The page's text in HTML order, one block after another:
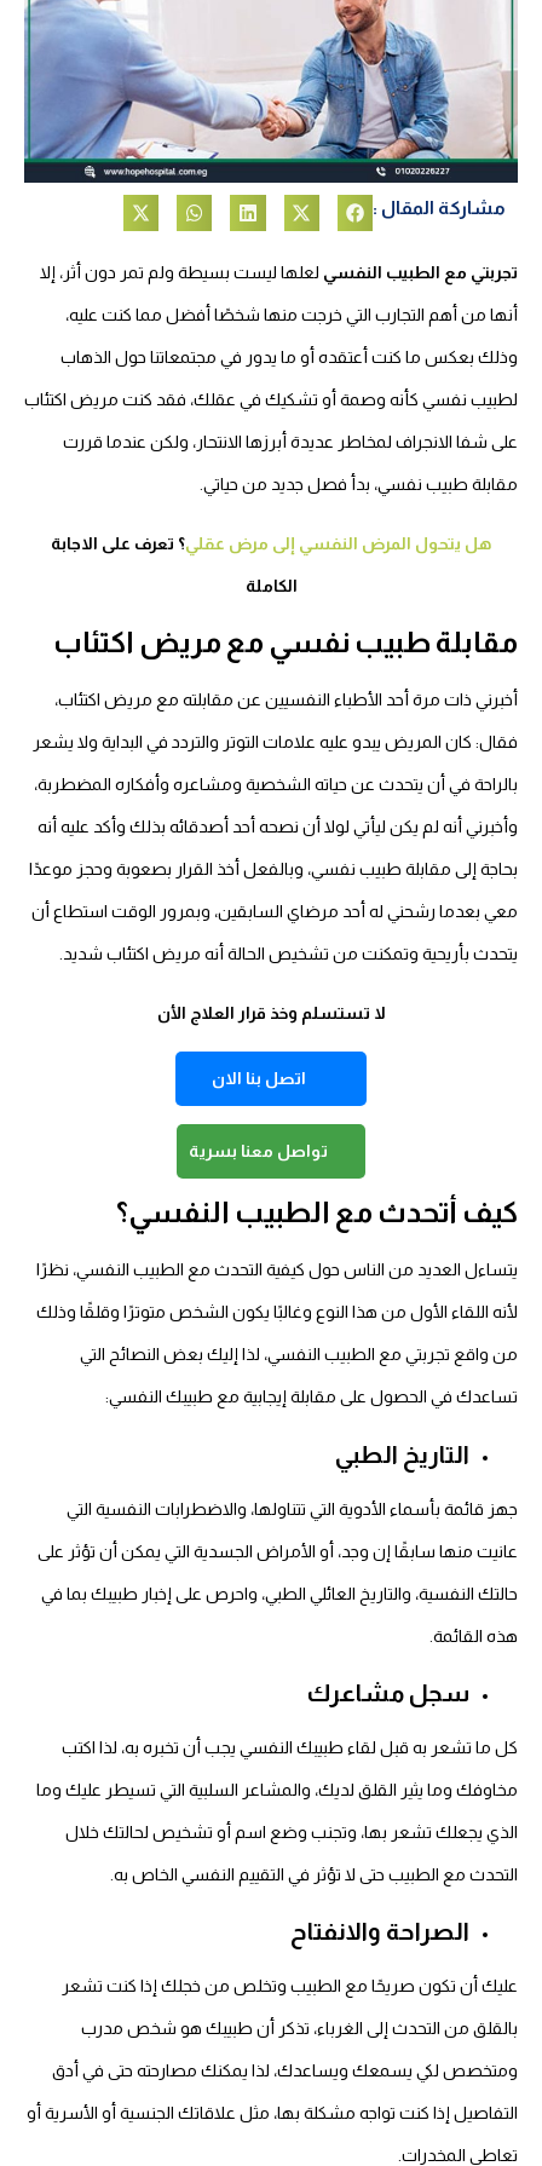
مشاركة المقال :
تجربتي مع الطبيب النفسي لعلها ليست بسيطة ولم تمر دون أثر، إلا
أنها من أهم التجارب التي خرجت منها شخصًا أفضل مما كنت عليه،
وذلك بعكس ما كنت أعتقده أو ما يدور في مجتمعاتنا حول الذهاب
لطبيب نفسي كأنه وصمة أو تشكيك في عقلك، فقد كنت مريض اكتئاب
على شفا الانجراف لمخاطر عديدة أبرزها الانتحار، ولكن عندما قررت
مقابلة طبيب نفسي، بدأ فصل جديد من حياتي.
هل يتحول المرض النفسي إلى مرض عقلي؟ تعرف على الاجابة
الكاملة
مقابلة طبيب نفسي مع مريض اكتئاب
أخبرني ذات مرة أحد الأطباء النفسيين عن مقابلته مع مريض اكتئاب،
فقال: كان المريض يبدو عليه علامات التوتر والتردد في البداية ولا يشعر
بالراحة في أن يتحدث عن حياته الشخصية ومشاعره وأفكاره المضطربة،
وأخبرني أنه لم يكن ليأتي لولا أن نصحه أحد أصدقائه بذلك وأكد عليه أنه
بحاجة إلى مقابلة طبيب نفسي، وبالفعل أخذ القرار بصعوبة وحجز موعدًا
معي بعدما رشحني له أحد مرضاي السابقين، وبمرور الوقت استطاع أن
يتحدث بأريحية وتمكنت من تشخيص الحالة أنه مريض اكتئاب شديد.
لا تستسلم وخذ قرار العلاج الأن
اتصل بنا الان
تواصل معنا بسرية
كيف أتحدث مع الطبيب النفسي؟
يتساءل العديد من الناس حول كيفية التحدث مع الطبيب النفسي، نظرًا
لأنه اللقاء الأول من هذا النوع وغالبًا يكون الشخص متوترًا وقلقًا وذلك
من واقع تجربتي مع الطبيب النفسي، لذا إليك بعض النصائح التي
تساعدك في الحصول على مقابلة إيجابية مع طبيبك النفسي:
التاريخ الطبي
جهز قائمة بأسماء الأدوية التي تتناولها، والاضطرابات النفسية التي
عانيت منها سابقًا إن وجد، أو الأمراض الجسدية التي يمكن أن تؤثر على
حالتك النفسية، والتاريخ العائلي الطبي، واحرص على إخبار طبيبك بما في
هذه القائمة.
سجل مشاعرك
كل ما تشعر به قبل لقاء طبيبك النفسي يجب أن تخبره به، لذا اكتب
مخاوفك وما يثير القلق لديك، والمشاعر السلبية التي تسيطر عليك وما
الذي يجعلك تشعر بها، وتجنب وضع اسم أو تشخيص لحالتك خلال
التحدث مع الطبيب حتى لا تؤثر في التقييم النفسي الخاص به.
الصراحة والانفتاح
عليك أن تكون صريحًا مع الطبيب وتخلص من خجلك إذا كنت تشعر
بالقلق من التحدث إلى الغرباء، تذكر أن طبيبك هو شخص مدرب
ومتخصص لكي يسمعك ويساعدك، لذا يمكنك مصارحته حتى في أدق
التفاصيل إذا كنت تواجه مشكلة بها، مثل علاقاتك الجنسية أو الأسرية أو
تعاطي المخدرات.